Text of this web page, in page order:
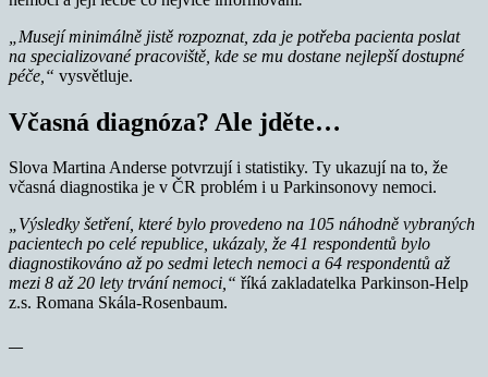
„Musejí minimálně jistě rozpoznat, zda je potřeba pacienta poslat
na specializované pracoviště, kde se mu dostane nejlepší dostupné
péče,“ vysvětluje.
Včasná diagnóza? Ale jděte…
Slova Martina Anderse potvrzují i statistiky. Ty ukazují na to, že
včasná diagnostika je v ČR problém i u Parkinsonovy nemoci.
„Výsledky šetření, které bylo provedeno na 105 náhodně vybraných
pacientech po celé republice, ukázaly, že 41 respondentů bylo
diagnostikováno až po sedmi letech nemoci a 64 respondentů až
mezi 8 až 20 lety trvání nemoci,“ říká zakladatelka Parkinson-Help
z.s. Romana Skála-Rosenbaum.
—